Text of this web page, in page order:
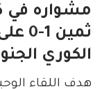
مشواره في
الكوري
هدف اللقاء